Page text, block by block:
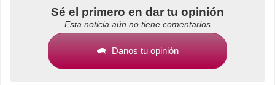
Sé el primero en dar tu opinión
Esta noticia aún no tiene comentarios
Danos tu opinión